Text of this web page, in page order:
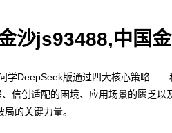
沙js93488,中国
学DeepSeek版通过四大核心策略
信创适配的困境、应用场景的匮乏
的关键力量。